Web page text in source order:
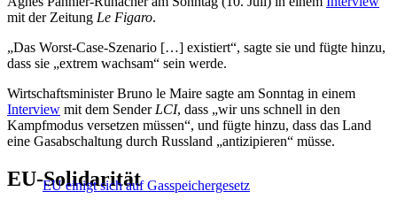
mit der Zeitung Le Figaro.
„Das Worst-Case-Szenario […] existiert“, sagte sie und fügte hinzu,
dass sie „extrem wachsam“ sein werde.
Wirtschaftsminister Bruno le Maire sagte am Sonntag in einem
Interview mit dem Sender LCI, dass „wir uns schnell in den
Kampfmodus versetzen müssen“, und fügte hinzu, dass das Land
eine Gasabschaltung durch Russland „antizipieren“ müsse.
EU einigt sich auf Gasspeichergesetz
EU-Solidarität